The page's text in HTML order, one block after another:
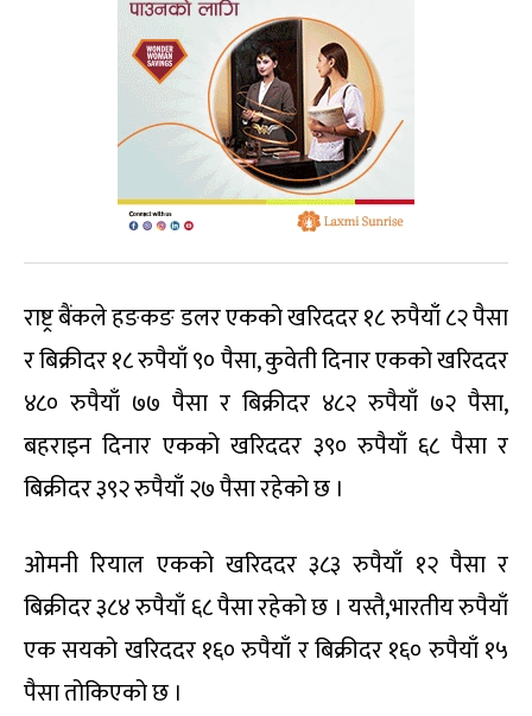
राष्ट्र बैंकले हङकङ डलर एकको खरिददर १८ रुपैयाँ ८२ पैसा
र बिक्रीदर १८ रुपैयाँ ९० पैसा, कुवेती दिनार एकको खरिददर
४८० रुपैयाँ ७७ पैसा र बिक्रीदर ४८२ रुपैयाँ ७२ पैसा,
बहराइन दिनार एकको खरिददर ३९० रुपैयाँ ६८ पैसा र
बिक्रीदर ३९२ रुपैयाँ २७ पैसा रहेको छ ।
ओमनी रियाल एकको खरिददर ३८३ रुपैयाँ १२ पैसा र
बिक्रीदर ३८४ रुपैयाँ ६८ पैसा रहेको छ । यस्तै,भारतीय रुपैयाँ
एक सयको खरिददर १६० रुपैयाँ र बिक्रीदर १६० रुपैयाँ १५
पैसा तोकिएको छ ।